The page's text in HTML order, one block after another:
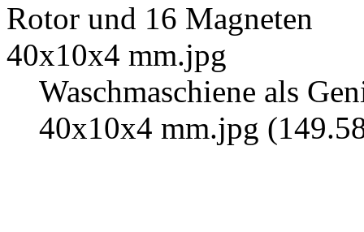
Waschmaschiene als
40x10x4 mm.jpg